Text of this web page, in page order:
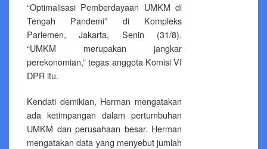
“Optimalisasi Pemberdayaan UMKM di
Tengah Pandemi” di Kompleks
Parlemen, Jakarta, Senin (31/8).
“UMKM merupakan jangkar
perekonomian,” tegas anggota Komisi VI
DPR itu.
Kendati demikian, Herman mengatakan
ada ketimpangan dalam pertumbuhan
UMKM dan perusahaan besar. Herman
mengatakan data yang menyebut jumlah